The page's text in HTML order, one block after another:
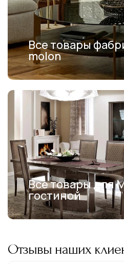
Все товары
molon
Все товары для
гостиной
Отзывы наших